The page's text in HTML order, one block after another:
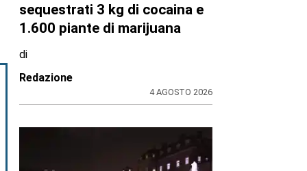
sequestrati 3 kg di cocaina e
1.600 piante di marijuana
di
Redazione
4 AGOSTO 2026